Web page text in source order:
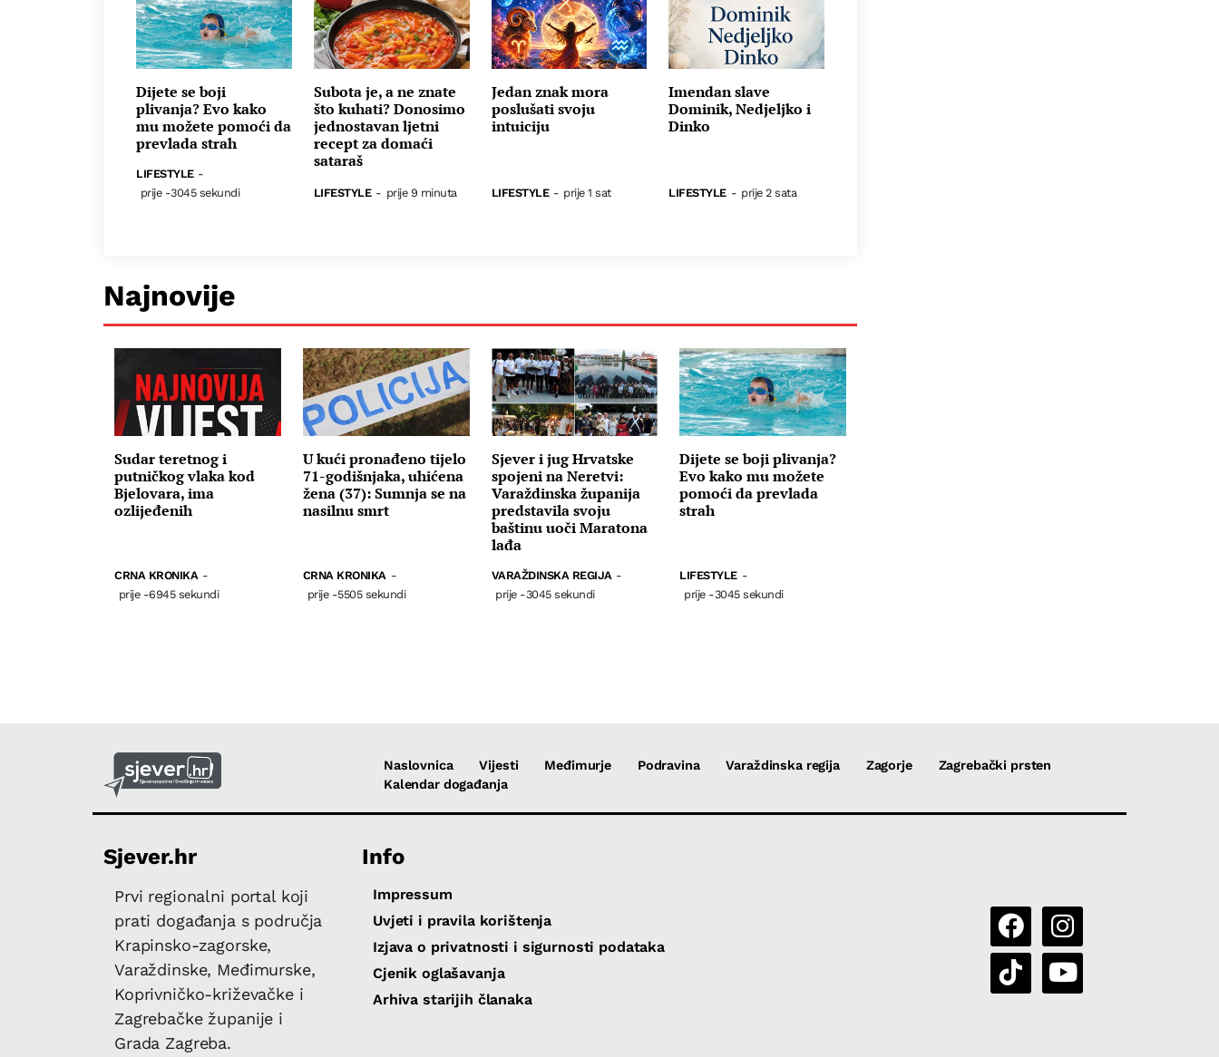
Dijete se boji
plivanja? Evo kako
mu možete pomoći da
prevlada strah
LIFESTYLE -
prije -3045 sekundi
Subota je, a ne znate
što kuhati? Donosimo
jednostavan ljetni
recept za domaći
sataraš
LIFESTYLE - prije 9 minuta
Jedan znak mora
poslušati svoju
intuiciju
LIFESTYLE - prije 1 sat
Imendan slave
Dominik, Nedjeljko i
Dinko
LIFESTYLE - prije 2 sata
Najnovije
Sudar teretnog i
putničkog vlaka kod
Bjelovara, ima
ozlijeđenih
CRNA KRONIKA -
prije -6945 sekundi
U kući pronađeno tijelo
71-godišnjaka, uhićena
žena (37): Sumnja se na
nasilnu smrt
CRNA KRONIKA -
prije -5505 sekundi
Sjever i jug Hrvatske
spojeni na Neretvi:
Varaždinska županija
predstavila svoju
baštinu uoči Maratona
lađa
VARAŽDINSKA REGIJA -
prije -3045 sekundi
Dijete se boji plivanja?
Evo kako mu možete
pomoći da prevlada
strah
LIFESTYLE -
prije -3045 sekundi
Naslovnica Vijesti Međimurje Podravina Varaždinska regija Zagorje
Zagrebački prsten
Kalendar događanja
Sjever.hr
Prvi regionalni portal koji
prati događanja s područja
Krapinsko-zagorske,
Varaždinske, Međimurske,
Koprivničko-križevačke i
Zagrebačke županije i
Grada Zagreba.
Info
Impressum
Uvjeti i pravila korištenja
Izjava o privatnosti i sigurnosti podataka
Cjenik oglašavanja
Arhiva starijih članaka